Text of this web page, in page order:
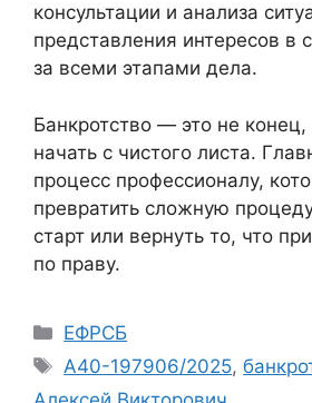
консультации и анализа
представления интересов в
за всеми этапами дела.
Банкротство — это не
начать с чистого листа.
процесс профессионалу,
превратить сложную
старт или вернуть то, что
по праву.
Рубрики
ЕФРСБ
Метки
А40-197906/2025,